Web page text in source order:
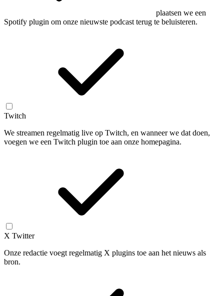
plaatsen we een
Spotify plugin om onze nieuwste podcast terug te beluisteren.
Twitch
We streamen regelmatig live op Twitch, en wanneer we dat doen,
voegen we een Twitch plugin toe aan onze homepagina.
X Twitter
Onze redactie voegt regelmatig X plugins toe aan het nieuws als
bron.